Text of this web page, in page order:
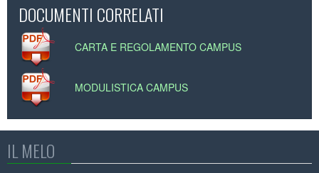
DOCUMENTI CORRELATI
CARTA E REGOLAMENTO CAMPUS
MODULISTICA CAMPUS
IL MELO